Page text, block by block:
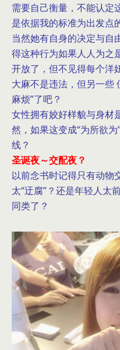
需要自己衡量，不能认定
是依据我的标准为出发点
当然她有自身的决定与自
得这种行为如果人人为之
开放了，但不见得每个洋
大麻不是违法，但另一些
麻烦”了吧？
女性拥有姣好样貌与身材
然，如果这变成“为所欲
线？
圣诞夜～交配夜？
以前念书时记得只有动物
太“迂腐”？还是年轻人太
同类了？